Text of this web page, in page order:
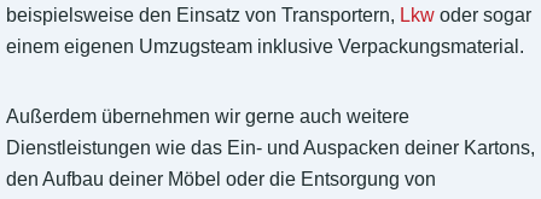
beispielsweise den Einsatz von Transportern, Lkw oder sogar
einem eigenen Umzugsteam inklusive Verpackungsmaterial.
Außerdem übernehmen wir gerne auch weitere
Dienstleistungen wie das Ein- und Auspacken deiner Kartons,
den Aufbau deiner Möbel oder die Entsorgung von